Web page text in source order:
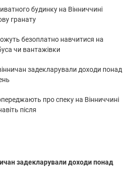
задекларували доходи понад
будинку на Вінниччині
гранату
безоплатно навчитися на
чи вантажівки
задекларували доходи понад
про спеку на Вінниччині
після